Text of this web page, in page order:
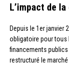
L’impact de
Depuis le 1er janvier
obligatoire pour tous
financements
restructuré le marché